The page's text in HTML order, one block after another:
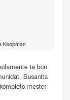
Koopman
ta bon
Susanita
mester